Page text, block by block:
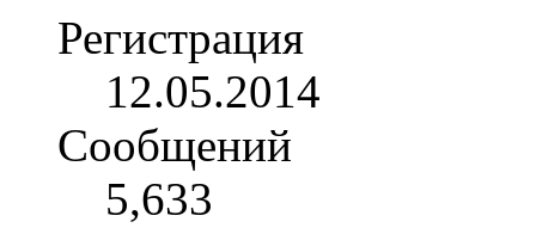
Регистрация
12.05.2014
Сообщений
5,633